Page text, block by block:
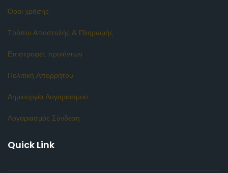
Όροι χρήσης
Τρόποι Αποστολής & Πληρωμής
Επιστροφές προϊόντων
Πολιτική Απορρήτου
Δημιουργία Λογαριασμού
Λογαριασμός Σύνδεση
Quick Link